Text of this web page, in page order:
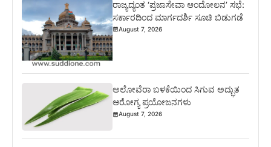
ರಾಜ್ಯದ್ಯಂತ ‘ಪ್ರಜಾಸೇವಾ ಆಂದೋಲನ’ ಸಭೆ:
ಸರ್ಕಾರದಿಂದ ಮಾರ್ಗದರ್ಶಿ ಸೂಚಿ ಬಿಡುಗಡೆ
August 7, 2026
ಅಲೋವೆರಾ ಬಳಕೆಯಿಂದ ಸಿಗುವ ಅದ್ಭುತ
ಆರೋಗ್ಯ ಪ್ರಯೋಜನಗಳು
August 7, 2026